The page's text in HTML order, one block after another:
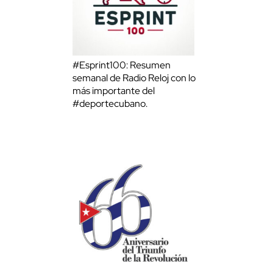
#Esprint100: Resumen
semanal de Radio Reloj con lo
más importante del
#deportecubano.